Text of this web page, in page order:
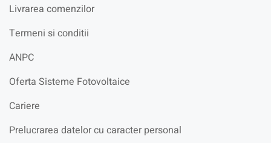
Livrarea comenzilor
Termeni si conditii
ANPC
Oferta Sisteme Fotovoltaice
Cariere
Prelucrarea datelor cu caracter personal